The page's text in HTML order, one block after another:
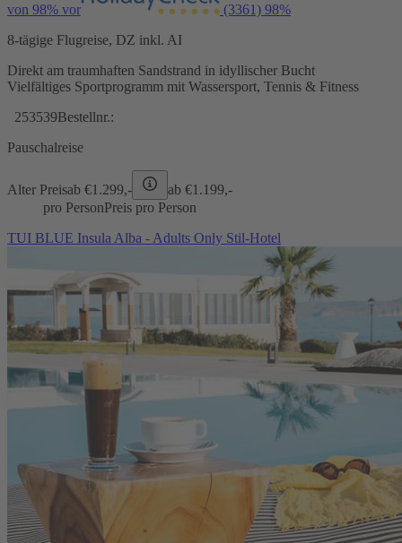
von 98% vor (3361) 98%
8-tägige Flugreise, DZ inkl. AI
Direkt am traumhaften Sandstrand in idyllischer Bucht
Vielfältiges Sportprogramm mit Wassersport, Tennis & Fitness
253539Bestellnr.:
Pauschalreise
Alter Preisab €1.299,- ab €1.199,-
pro PersonPreis pro Person
TUI BLUE Insula Alba - Adults Only Stil-Hotel